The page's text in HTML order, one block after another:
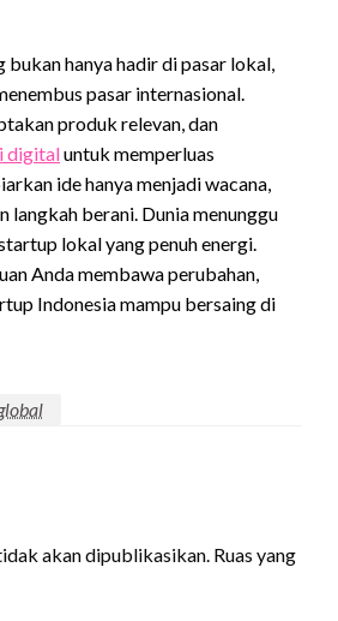
bukan hanya hadir di pasar lokal,
pasar internasional.
produk relevan, dan
digitaluntuk memperluas
ide hanya menjadi wacana,
langkah berani. Dunia menunggu
lokal yang penuh energi.
Anda membawa perubahan,
Indonesia mampu bersaing di
akan dipublikasikan. Ruas yang